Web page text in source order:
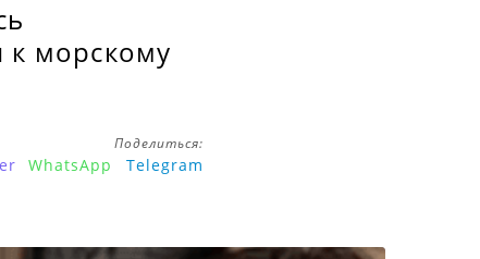
к морскому
Поделиться:
WhatsApp Telegram